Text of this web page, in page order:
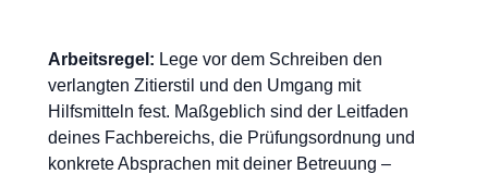
Arbeitsregel: Lege vor dem Schreiben den
verlangten Zitierstil und den Umgang mit
Hilfsmitteln fest. Maßgeblich sind der Leitfaden
deines Fachbereichs, die Prüfungsordnung und
konkrete Absprachen mit deiner Betreuung –